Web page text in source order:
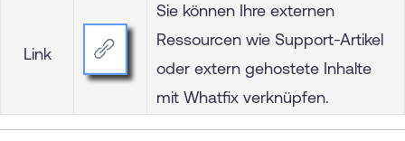
Link
Sie können Ihre externen
Ressourcen wie Support-Artikel
oder extern gehostete Inhalte
mit Whatfix verknüpfen.